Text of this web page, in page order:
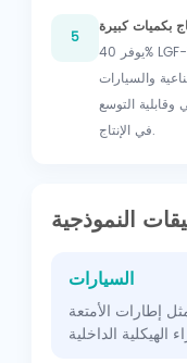
5
بكميات كبيرة
يوفر 40% LGF-TPU توازنًا مثاليًا بين المتانة والصلابة والكفاءة
والسيارات
وقابلية التوسع
في الإنتاج.
النموذجية
السيارات
إطارات الأمتعة